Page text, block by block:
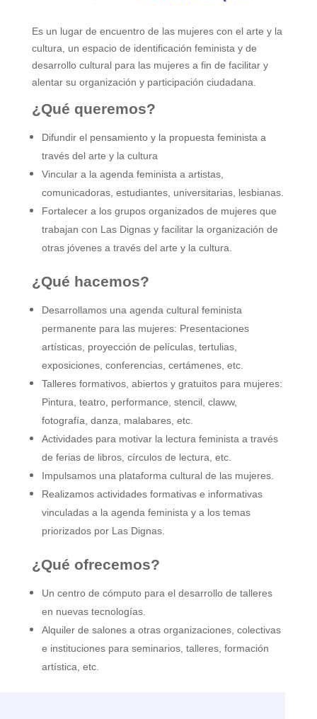
Es un lugar de encuentro de las mujeres con el arte y la
cultura, un espacio de identificación feminista y de
desarrollo cultural para las mujeres a fin de facilitar y
alentar su organización y participación ciudadana.
¿Qué queremos?
Difundir el pensamiento y la propuesta feminista a
través del arte y la cultura
Vincular a la agenda feminista a artistas,
comunicadoras, estudiantes, universitarias, lesbianas.
Fortalecer a los grupos organizados de mujeres que
trabajan con Las Dignas y facilitar la organización de
otras jóvenes a través del arte y la cultura.
¿Qué hacemos?
Desarrollamos una agenda cultural feminista
permanente para las mujeres: Presentaciones
artísticas, proyección de películas, tertulias,
exposiciones, conferencias, certámenes, etc.
Talleres formativos, abiertos y gratuitos para mujeres:
Pintura, teatro, performance, stencil, claww,
fotografía, danza, malabares, etc.
Actividades para motivar la lectura feminista a través
de ferias de libros, círculos de lectura, etc.
Impulsamos una plataforma cultural de las mujeres.
Realizamos actividades formativas e informativas
vinculadas a la agenda feminista y a los temas
priorizados por Las Dignas.
¿Qué ofrecemos?
Un centro de cómputo para el desarrollo de talleres
en nuevas tecnologías.
Alquiler de salones a otras organizaciones, colectivas
e institucionespara seminarios, talleres, formación
artística, etc.